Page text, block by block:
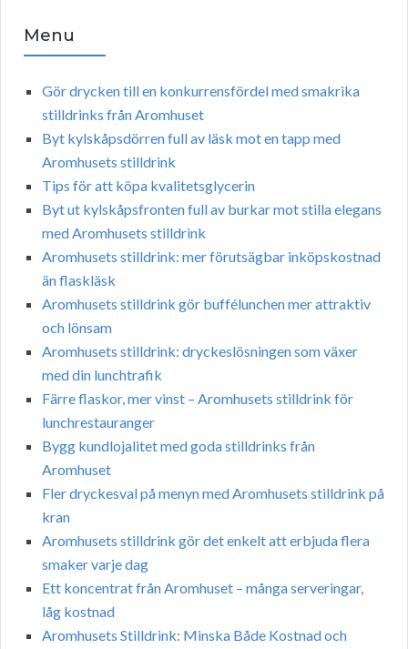
Menu
Gör drycken till en konkurrensfördel med smakrika
stilldrinks från Aromhuset
Byt kylskåpsdörren full av läsk mot en tapp med
Aromhusets stilldrink
Tips för att köpa kvalitetsglycerin
Byt ut kylskåpsfronten full av burkar mot stilla elegans
med Aromhusets stilldrink
Aromhusets stilldrink: mer förutsägbar inköpskostnad
än flaskläsk
Aromhusets stilldrink gör buffélunchen mer attraktiv
och lönsam
Aromhusets stilldrink: dryckeslösningen som växer
med din lunchtrafik
Färre flaskor, mer vinst – Aromhusets stilldrink för
lunchrestauranger
Bygg kundlojalitet med goda stilldrinks från
Aromhuset
Fler dryckesval på menyn med Aromhusets stilldrink på
kran
Aromhusets stilldrink gör det enkelt att erbjuda flera
smaker varje dag
Ett koncentrat från Aromhuset – många serveringar,
låg kostnad
Aromhusets Stilldrink: Minska Både Kostnad och